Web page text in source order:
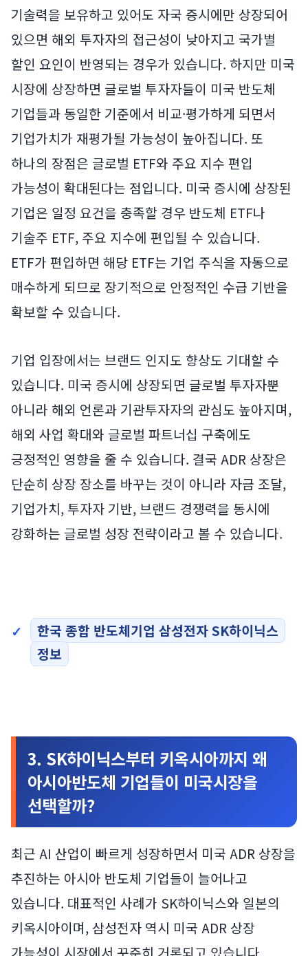
기술력을 보유하고 있어도 자국 증시에만 상장되어
있으면 해외 투자자의 접근성이 낮아지고 국가별
할인 요인이 반영되는 경우가 있습니다. 하지만 미국
시장에 상장하면 글로벌 투자자들이 미국 반도체
기업들과 동일한 기준에서 비교·평가하게 되면서
기업가치가 재평가될 가능성이 높아집니다. 또
하나의 장점은 글로벌 ETF와 주요 지수 편입
가능성이 확대된다는 점입니다. 미국 증시에 상장된
기업은 일정 요건을 충족할 경우 반도체 ETF나
기술주 ETF, 주요 지수에 편입될 수 있습니다.
ETF가 편입하면 해당 ETF는 기업 주식을 자동으로
매수하게 되므로 장기적으로 안정적인 수급 기반을
확보할 수 있습니다.
기업 입장에서는 브랜드 인지도 향상도 기대할 수
있습니다. 미국 증시에 상장되면 글로벌 투자자뿐
아니라 해외 언론과 기관투자자의 관심도 높아지며,
해외 사업 확대와 글로벌 파트너십 구축에도
긍정적인 영향을 줄 수 있습니다. 결국 ADR 상장은
단순히 상장 장소를 바꾸는 것이 아니라 자금 조달,
기업가치, 투자자 기반, 브랜드 경쟁력을 동시에
강화하는 글로벌 성장 전략이라고 볼 수 있습니다.
한국 종합 반도체기업 삼성전자 SK하이닉스
정보
3. SK하이닉스부터 키옥시아까지 왜
아시아반도체 기업들이 미국시장을
선택할까?
최근 AI 산업이 빠르게 성장하면서 미국 ADR 상장을
추진하는 아시아 반도체 기업들이 늘어나고
있습니다. 대표적인 사례가 SK하이닉스와 일본의
키옥시아이며, 삼성전자 역시 미국 ADR 상장